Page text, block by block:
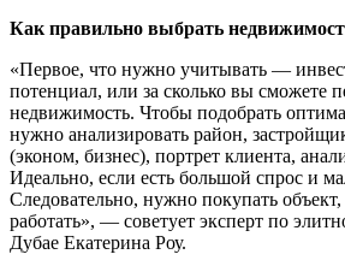
Как правильно выбрать
«Первое, что нужно учитывать —
потенциал, или за сколько вы сможете
недвижимость. Чтобы подобрать
нужно анализировать район,
(эконом, бизнес), портрет клиента,
Идеально, если есть большой спрос и
Следовательно, нужно покупать объект,
работать», — советует эксперт по
Дубае Екатерина Роу.